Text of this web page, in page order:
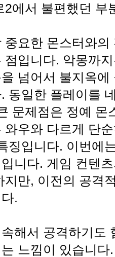
2에서 불편했던 부
중요한 몬스터와
점입니다. 악몽까
넘어서 불지옥
동일한 플레이를
문제점은 정예 몬
와우와 다르게 단
징입니다. 이번에
니다. 게임 컨텐
지만, 이전의 공격
.
해서 공격하기도
느낌이 있습니